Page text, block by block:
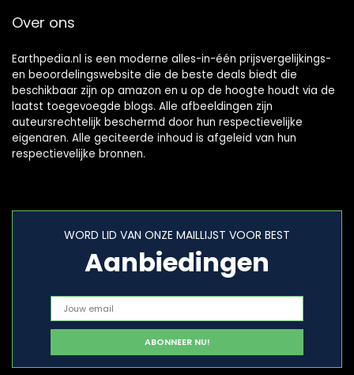
Over ons
Earthpedia.nl is een moderne alles-in-één prijsvergelijkings-
en beoordelingswebsite die de beste deals biedt die
beschikbaar zijn op amazon en u op de hoogte houdt via de
laatst toegevoegde blogs. Alle afbeeldingen zijn
auteursrechtelijk beschermd door hun respectievelijke
eigenaren. Alle geciteerde inhoud is afgeleid van hun
respectievelijke bronnen.
WORD LID VAN ONZE MAILLIJST VOOR BEST
Aanbiedingen